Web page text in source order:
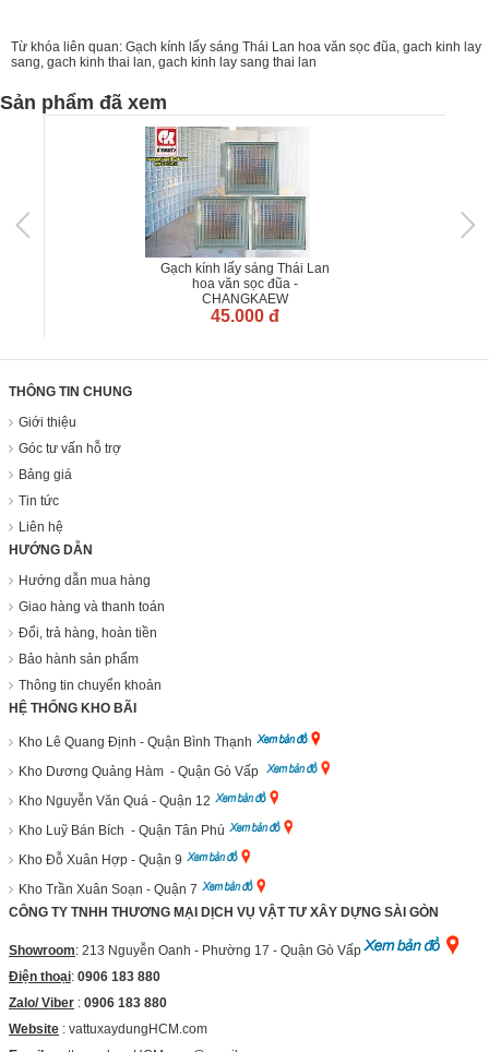
Từ khóa liên quan: Gạch kính lấy sáng Thái Lan hoa văn sọc đũa gach kinh lay
sang gach kinh thai lan gach kinh lay sang thai lan
Sản phẩm đã xem
Gạch kính lấy sáng Thái Lan
hoa văn sọc đũa -
CHANGKAEW
45.000 đ
THÔNG TIN CHUNG
Giới thiệu
Góc tư vấn hỗ trợ
Bảng giá
Tin tức
Liên hệ
HƯỚNG DẪN
Hướng dẫn mua hàng
Giao hàng và thanh toán
Đổi, trả hàng, hoàn tiền
Bảo hành sản phẩm
Thông tin chuyển khoản
HỆ THỐNG KHO BÃI
Kho Lê Quang Định - Quận Bình Thạnh
Kho Dương Quảng Hàm - Quận Gò Vấp
Kho Nguyễn Văn Quá - Quận 12
Kho Luỹ Bán Bích - Quận Tân Phú
Kho Đỗ Xuân Hợp - Quận 9
Kho Trần Xuân Soạn - Quận 7
CÔNG TY TNHH THƯƠNG MẠI DỊCH VỤ VẬT TƯ XÂY DỰNG SÀI GÒN
Showroom: 213 Nguyễn Oanh - Phường 17 - Quận Gò Vấp
Điện thoại: 0906 183 880
Zalo/ Viber : 0906 183 880
Website : vattuxaydungHCM.com